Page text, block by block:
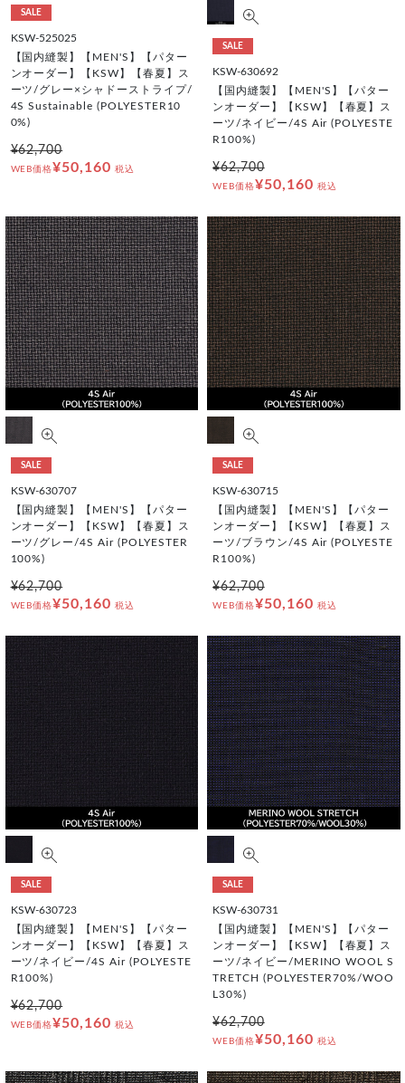
SALE
KSW-525025
【国内縫製】【MEN'S】【パター
ンオーダー】【KSW】【春夏】ス
ーツ/グレー×シャドーストライプ/
4S Sustainable (POLYESTER10
0%)
¥62,700
WEB価格¥50,160 税込
SALE
KSW-630692
【国内縫製】【MEN'S】【パター
ンオーダー】【KSW】【春夏】ス
ーツ/ネイビー/4S Air (POLYESTE
R100%)
¥62,700
WEB価格¥50,160 税込
SALE
KSW-630707
【国内縫製】【MEN'S】【パター
ンオーダー】【KSW】【春夏】ス
ーツ/グレー/4S Air (POLYESTER
100%)
¥62,700
WEB価格¥50,160 税込
SALE
KSW-630715
【国内縫製】【MEN'S】【パター
ンオーダー】【KSW】【春夏】ス
ーツ/ブラウン/4S Air (POLYESTE
R100%)
¥62,700
WEB価格¥50,160 税込
SALE
KSW-630723
【国内縫製】【MEN'S】【パター
ンオーダー】【KSW】【春夏】ス
ーツ/ネイビー/4S Air (POLYESTE
R100%)
¥62,700
WEB価格¥50,160 税込
SALE
KSW-630731
【国内縫製】【MEN'S】【パター
ンオーダー】【KSW】【春夏】ス
ーツ/ネイビー/MERINO WOOL S
TRETCH (POLYESTER70%/WOO
L30%)
¥62,700
WEB価格¥50,160 税込